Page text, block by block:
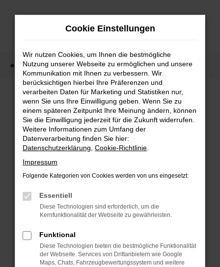
Zum
Startseite Fahrzeugangebote Fahrzeugmarkt
Fahrzeugmarkt
Fehler: Network Error
Beim Laden ist ein Fehler aufgetreten.
Hier sind ein paar Tipps, die dir helfen können:
Überprüfe deine Firewall und deine
Internetverbindung.
deine Suchmaschine?
Prüfe deine Browsererweiterungen.
Manche Erweiterungen, wie Werbeblocker,
Cookie Einstellungen
Wir nutzen Cookies, um Ihnen die bestmögliche
Nutzung unserer Webseite zu ermöglichen und unsere
Kommunikation mit Ihnen zu verbessern. Wir
berücksichtigen hierbei Ihre Präferenzen und
verarbeiten Daten für Marketing und Statistiken nur,
wenn Sie uns Ihre Einwilligung geben. Wenn Sie zu
einem späteren Zeitpunkt Ihre Meinung ändern, können
Sie die Einwilligung jederzeit für die Zukunft widerrufen.
Weitere Informationen zum Umfang der
Datenverarbeitung finden Sie hier:
Datenschutzerklärung Cookie-Richtlinie
Impressum
Folgende Kategorien von Cookies werden von uns eingesetzt:
Essentiell
Diese Technologien sind erforderlich, um die
Kernfunktionalität der Webseite zu gewährleisten.
Funktional
Diese Technologien bieten die bestmögliche Funktionalität
der Webseite. Services von Drittanbietern wie Google
Maps, Chats, Fahrzeugbewertungssystem und weitere